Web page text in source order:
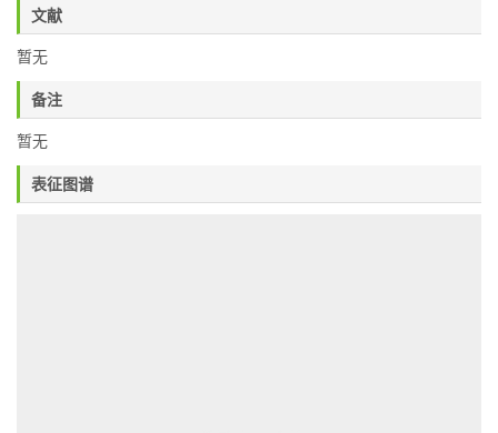
文献
暂无
备注
暂无
表征图谱